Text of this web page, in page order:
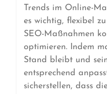
Trends im Online-
es wichtig, flexibel
SEO-Maßnahmen
optimieren. Indem
Stand bleibt und
entsprechend
sicherstellen, dass